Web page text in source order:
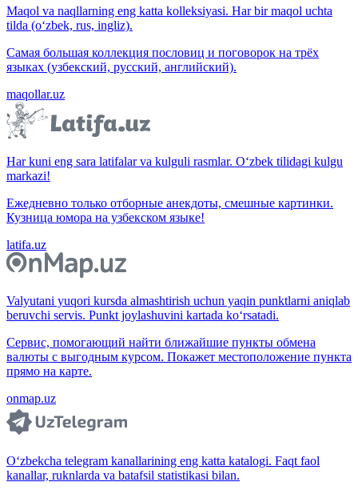
Maqol va naqllarning eng katta kolleksiyasi. Har bir maqol uchta
tilda (o‘zbek, rus, ingliz).
Самая большая коллекция пословиц и поговорок на трёх
языках (узбекский, русский, английский).
maqollar.uz
Har kuni eng sara latifalar va kulguli rasmlar. O‘zbek tilidagi kulgu
markazi!
Ежедневно только отборные анекдоты, смешные картинки.
Кузница юмора на узбекском языке!
latifa.uz
Valyutani yuqori kursda almashtirish uchun yaqin punktlarni aniqlab
beruvchi servis. Punkt joylashuvini kartada ko‘rsatadi.
Сервис, помогающий найти ближайшие пункты обмена
валюты с выгодным курсом. Покажет местоположение пункта
прямо на карте.
onmap.uz
O‘zbekcha telegram kanallarining eng katta katalogi. Faqt faol
kanallar, ruknlarda va batafsil statistikasi bilan.